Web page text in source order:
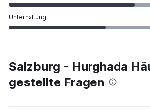
Unterhaltung
Salzburg - Hurghada
gestellte Fragen